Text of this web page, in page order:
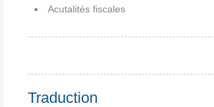
Acutalités fiscales
Traduction